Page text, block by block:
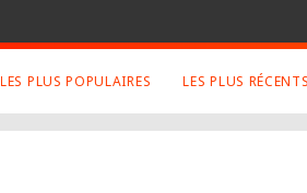
LES PLUS POPULAIRES LES PLUS RÉCENTS